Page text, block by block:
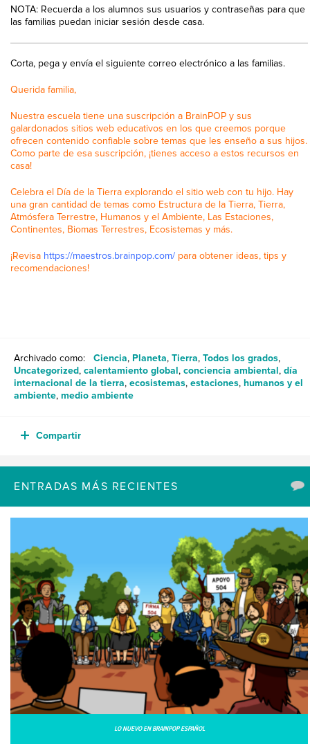
NOTA: Recuerda a los alumnos sus usuarios y contraseñas para que
las familias puedan iniciar sesión desde casa.
Corta, pega y envía el siguiente correo electrónico a las familias.
Querida familia,
Nuestra escuela tiene una suscripción a BrainPOP y sus
galardonados sitios web educativos en los que creemos porque
ofrecen contenido confiable sobre temas que les enseño a sus hijos.
Como parte de esa suscripción, ¡tienes acceso a estos recursos en
casa!
Celebra el Día de la Tierra explorando el sitio web con tu hijo. Hay
una gran cantidad de temas como Estructura de la Tierra, Tierra,
Atmósfera Terrestre, Humanos y el Ambiente, Las Estaciones,
Continentes, Biomas Terrestres, Ecosistemas y más.
¡Revisa https://maestros.brainpop.com/ para obtener ideas, tips y
recomendaciones!
Archivado como: Ciencia, Planeta, Tierra, Todos los grados,
Uncategorized, calentamiento global, conciencia ambiental, día
internacional de la tierra, ecosistemas, estaciones, humanos y el
ambiente, medio ambiente
Compartir
ENTRADAS MÁS RECIENTES
LO NUEVO EN BRAINPOP ESPAÑOL